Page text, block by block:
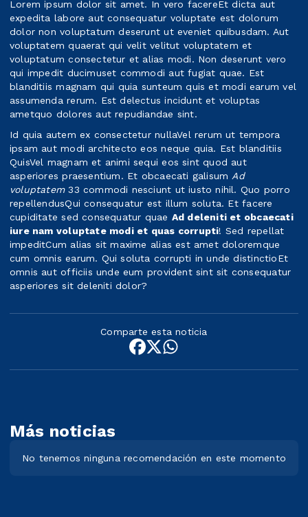
Lorem ipsum dolor sit amet. In vero facereEt dicta aut
expedita labore aut consequatur voluptate est dolorum
dolor non voluptatum deserunt ut eveniet quibusdam. Aut
voluptatem quaerat qui velit velitut voluptatem et
voluptatum consectetur et alias modi. Non deserunt vero
qui impedit ducimuset commodi aut fugiat quae. Est
blanditiis magnam qui quia sunteum quis et modi earum vel
assumenda rerum. Est delectus incidunt et voluptas
ametquo dolores aut repudiandae sint.
Id quia autem ex consectetur nullaVel rerum ut tempora
ipsam aut modi architecto eos neque quia. Est blanditiis
QuisVel magnam et animi sequi eos sint quod aut
asperiores praesentium. Et obcaecati galisumAd
voluptatem33 commodi nesciunt ut iusto nihil. Quo porro
repellendusQui consequatur est illum soluta. Et facere
cupiditate sed consequatur quae Ad deleniti et obcaecati
iure nam voluptate modi et quas corrupti! Sed repellat
impeditCum alias sit maxime alias est amet doloremque
cum omnis earum. Qui soluta corrupti in unde distinctioEt
omnis aut officiis unde eum provident sint sit consequatur
asperiores sit deleniti dolor?
Comparte esta noticia
Más noticias
No tenemos ninguna recomendación en este momento